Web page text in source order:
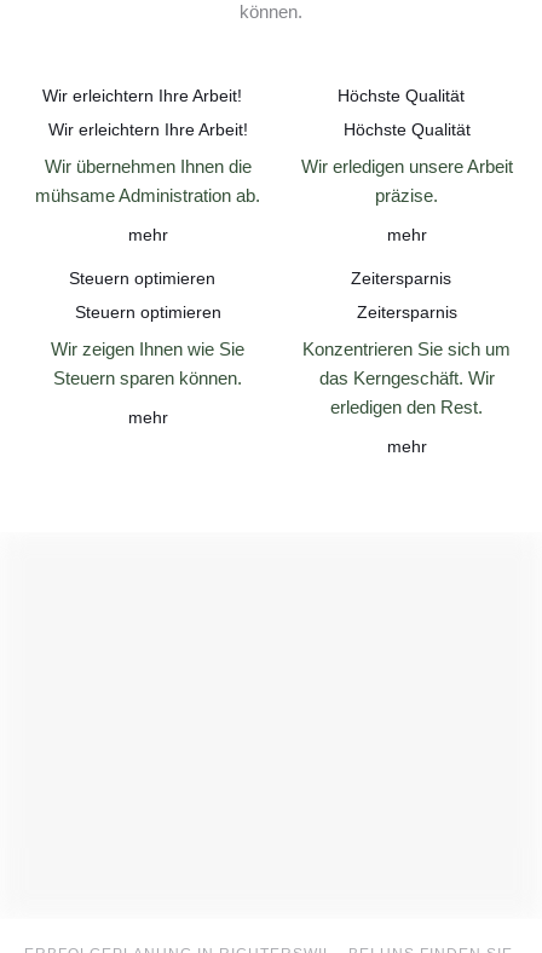
können.
Wir erleichtern Ihre Arbeit!
Wir erleichtern Ihre Arbeit!
Wir übernehmen Ihnen die
mühsame Administration ab.
mehr
Höchste Qualität
Höchste Qualität
Wir erledigen unsere Arbeit
präzise.
mehr
Steuern optimieren
Steuern optimieren
Wir zeigen Ihnen wie Sie
Steuern sparen können.
mehr
Zeitersparnis
Zeitersparnis
Konzentrieren Sie sich um
das Kerngeschäft. Wir
erledigen den Rest.
mehr